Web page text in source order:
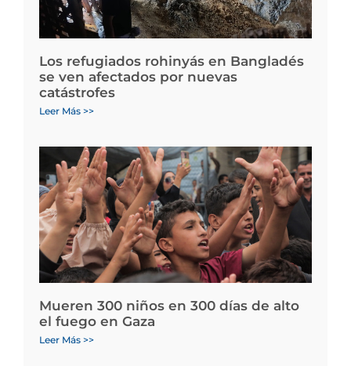
Los refugiados rohinyás en Bangladés
se ven afectados por nuevas
catástrofes
Leer Más >>
Mueren 300 niños en 300 días de alto
el fuego en Gaza
Leer Más >>